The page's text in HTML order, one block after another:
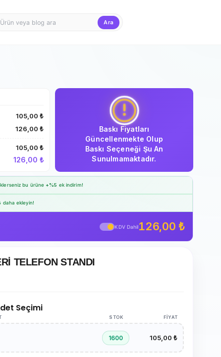
Ara
105,00 ₺
126,00 ₺
105,00 ₺
126,00 ₺
Baskı Fiyatları
Güncellenmekte Olup
Baskı Seçeneği Şu An
Sunulmamaktadır.
bu ürüne +%5 ek indirim!
daha ekleyin!
KDV Dahil126,00 ₺
TELEFON STANDI
Seçimi
STOK FIYAT
1600 105,00 ₺